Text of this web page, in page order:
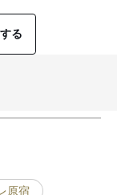
る
原宿